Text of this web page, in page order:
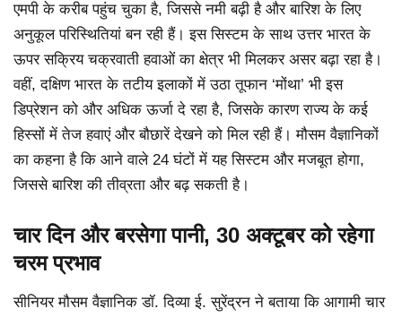
एमपी के करीब पहुंच चुका है, जिससे नमी बढ़ी है और बारिश के लिए
अनुकूल परिस्थितियां बन रही हैं। इस सिस्टम के साथ उत्तर भारत के
ऊपर सक्रिय चक्रवाती हवाओं का क्षेत्र भी मिलकर असर बढ़ा रहा है।
वहीं, दक्षिण भारत के तटीय इलाकों में उठा तूफान ‘मोंथा’ भी इस
डिप्रेशन को और अधिक ऊर्जा दे रहा है, जिसके कारण राज्य के कई
हिस्सों में तेज हवाएं और बौछारें देखने को मिल रही हैं। मौसम वैज्ञानिकों
का कहना है कि आने वाले 24 घंटों में यह सिस्टम और मजबूत होगा,
जिससे बारिश की तीव्रता और बढ़ सकती है।
चार दिन और बरसेगा पानी, 30 अक्टूबर को रहेगा
चरम प्रभाव
सीनियर मौसम वैज्ञानिक डॉ. दिव्या ई. सुरेंद्रन ने बताया कि आगामी चार